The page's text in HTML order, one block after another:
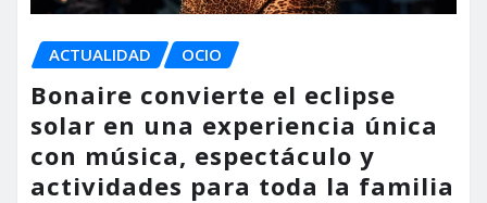
ACTUALIDAD OCIO
Bonaire convierte el eclipse
solar en una experiencia única
con música, espectáculo y
actividades para toda la familia